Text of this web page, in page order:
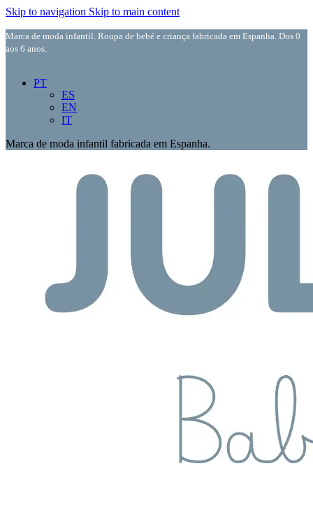
Skip to navigation Skip to main content
Marca de moda infantil. Roupa de bebé e criança fabricada em Espanha. Dos 0
aos 6 anos.
PT
ES
EN
IT
Marca de moda infantil fabricada em Espanha.